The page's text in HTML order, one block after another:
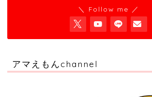
＼ Follow me ／
アマえもんchannel